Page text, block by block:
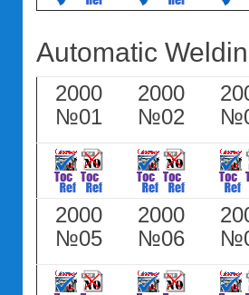
Automatic
2000
№01
2000
№02
2000
№05
2000
№06